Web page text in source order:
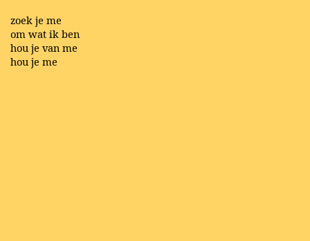
zoek je me
om wat ik ben
hou je van me
hou je me